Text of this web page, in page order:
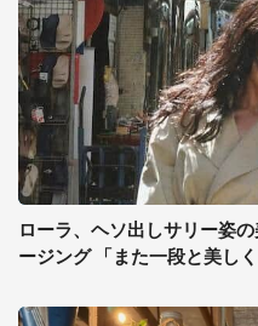
ローラ、ヘソ出しサリー姿
ージング 「また一段と美し